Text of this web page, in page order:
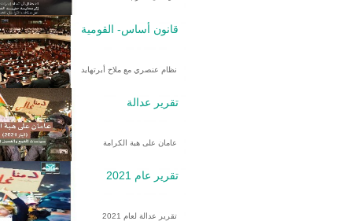
قانون أساس- القومية
نظام عنصري مع ملاح أبرتهايد
تقرير عدالة
عامان على هبة الكرامة
تقرير عام 2021
تقرير عدالة لعام 2021